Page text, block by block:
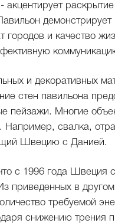
раскрытие
городов и качество
и декоративных
стен павильона
пейзажи. Многие
Например, свалка,
Швецию с Данией.
с 1996 года
приведенных в
требуемой
снижению